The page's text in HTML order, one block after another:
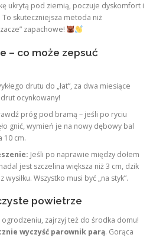
ukrytą pod ziemią, poczuje dyskomfort i
skuteczniejsza metoda niż
zapachowe!
– co może zepsuć
drutu do „łat”, za dwa miesiące
ocynkowany!
próg pod bramą – jeśli po ryciu
gnić, wymień je na nowy dębowy bal
10 cm.
Jeśli po naprawie między dołem
jest szczelina większa niż 3 cm, dzik
Wszystko musi być „na styk”.
powietrze
zajrzyj też do środka domu!
wyczyść parownik parą. Gorąca